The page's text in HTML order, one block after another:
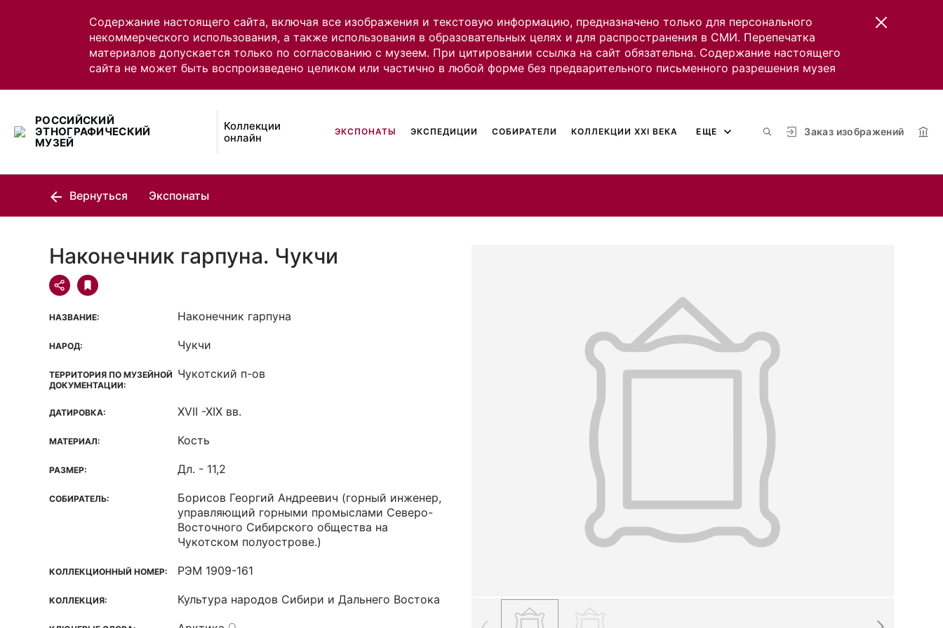
Содержание настоящего сайта, включая все изображения и текстовую информацию, предназначено только для персонального
некоммерческого использования, а также использования в образовательных целях и для распространения в СМИ. Перепечатка
материалов допускается только по согласованию с музеем. При цитировании ссылка на сайт обязательна. Содержание настоящего
сайта не может быть воспроизведено целиком или частично в любой форме без предварительного письменного разрешения музея
РОССИЙСКИЙ
ЭТНОГРАФИЧЕСКИЙ
МУЗЕЙ
Коллекции
онлайн
Заказ изображений
ЭКСПОНАТЫ ЭКСПЕДИЦИИ СОБИРАТЕЛИ КОЛЛЕКЦИИ XXI ВЕКА ЕЩЕ
Вернуться Экспонаты
Наконечник гарпуна. Чукчи
НАЗВАНИЕ: Наконечник гарпуна
НАРОД: Чукчи
ТЕРРИТОРИЯ ПО МУЗЕЙНОЙ
ДОКУМЕНТАЦИИ:
Чукотский п-ов
ДАТИРОВКА: XVII -XIX вв.
МАТЕРИАЛ: Кость
РАЗМЕР: Дл. - 11,2
СОБИРАТЕЛЬ: Борисов Георгий Андреевич (горный инженер,
управляющий горными промыслами Северо-
Восточного Сибирского общества на
Чукотском полуострове.)
КОЛЛЕКЦИОННЫЙ НОМЕР: РЭМ 1909-161
КОЛЛЕКЦИЯ: Культура народов Сибири и Дальнего Востока